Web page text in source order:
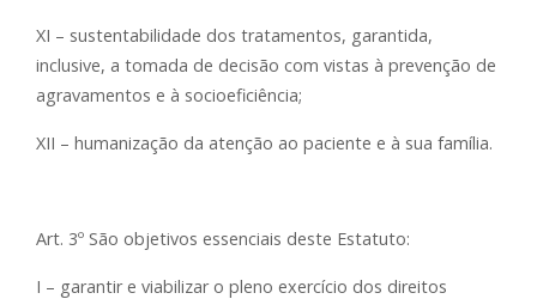
XI – sustentabilidade dos tratamentos, garantida,
inclusive, a tomada de decisão com vistas à prevenção de
agravamentos e à socioeficiência;
XII – humanização da atenção ao paciente e à sua família.
Art. 3º São objetivos essenciais deste Estatuto:
I – garantir e viabilizar o pleno exercício dos direitos